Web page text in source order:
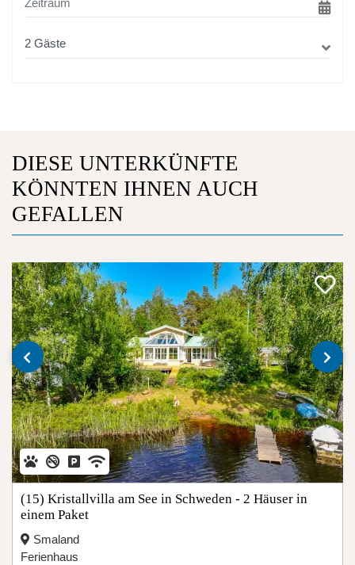
DIESE UNTERKÜNFTE
KÖNNTEN IHNEN AUCH
GEFALLEN
(15) Kristallvilla am See in Schweden - 2 Häuser in
einem Paket
Smaland
Ferienhaus
‹ ›